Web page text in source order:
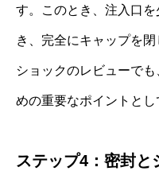
す。このとき、注入口
き、完全にキャップを
ショックのレビューで
めの重要なポイントとし
ステップ4：密封と